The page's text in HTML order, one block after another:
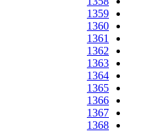
1359
1360
1361
1362
1363
1364
1365
1366
1367
1368